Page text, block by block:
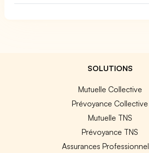
SOLUTIONS
Mutuelle Collective
Prévoyance Collective
Mutuelle TNS
Prévoyance TNS
Assurances